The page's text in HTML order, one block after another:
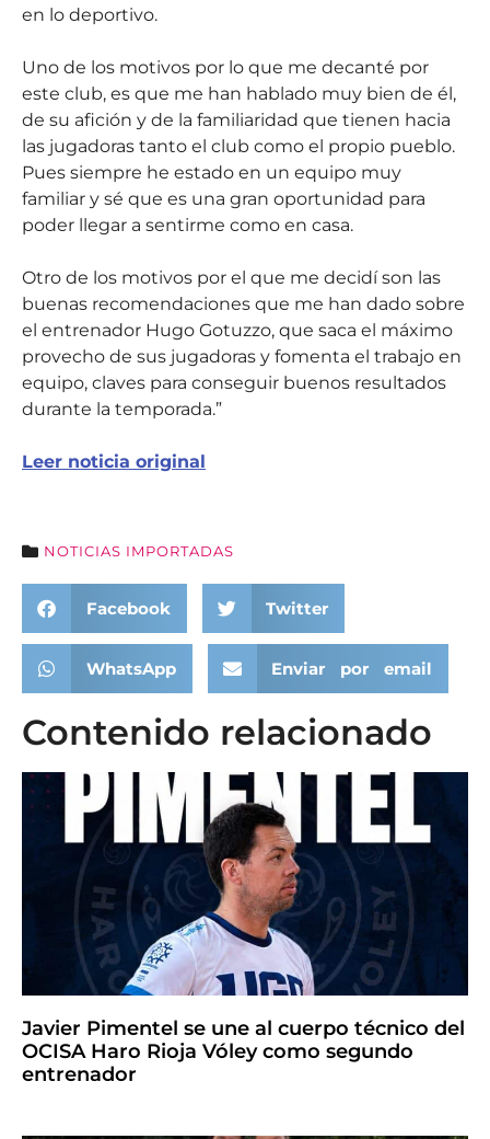
en lo deportivo.
Uno de los motivos por lo que me decanté por
este club, es que me han hablado muy bien de él,
de su afición y de la familiaridad que tienen hacia
las jugadoras tanto el club como el propio pueblo.
Pues siempre he estado en un equipo muy
familiar y sé que es una gran oportunidad para
poder llegar a sentirme como en casa.
Otro de los motivos por el que me decidí son las
buenas recomendaciones que me han dado sobre
el entrenador Hugo Gotuzzo, que saca el máximo
provecho de sus jugadoras y fomenta el trabajo en
equipo, claves para conseguir buenos resultados
durante la temporada.”
Leer noticia original
NOTICIAS IMPORTADAS
Facebook Twitter
WhatsApp Enviar por email
Contenido relacionado
Javier Pimentel se une al cuerpo técnico del
OCISA Haro Rioja Vóley como segundo
entrenador